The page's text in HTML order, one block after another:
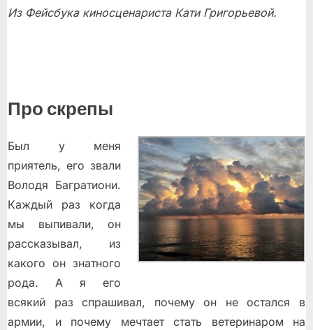
Из Фейсбука киносценариста Кати Григорьевой.
Про скрепы
Был у меня
приятель, его звали
Володя Багратиони.
Каждый раз когда
мы выпивали, он
рассказывал, из
какого он знатного
рода. А я его
всякий раз спрашивал, почему он не остался в
армии, и почему мечтает стать ветеринаром на